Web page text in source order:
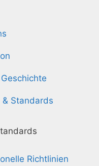
& Standards
Richtlinien